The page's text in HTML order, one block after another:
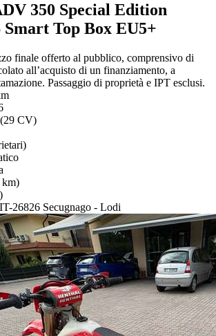
350 Special Edition
Top Box EU5+
finale offerto al pubblico, comprensivo di
all’acquisto di un finanziamento, a
Passaggio di proprietà e IPT esclusi.
CV)
km)
IT-26826 Secugnago - Lodi